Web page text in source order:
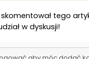
tego
w dyskusji!